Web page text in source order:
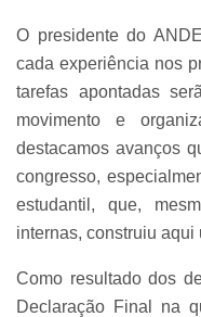
O presidente do
cada experiência nos
tarefas apontadas
movimento e
destacamos avanços
congresso,
estudantil, que,
internas, construiu aqui
Como resultado dos
Declaração Final na